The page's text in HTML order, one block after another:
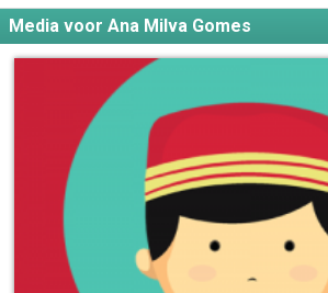
Media voor Ana Milva Gomes